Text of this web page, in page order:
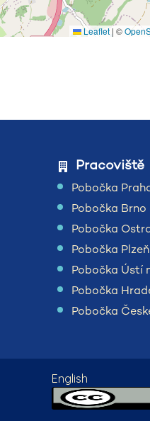
Leaflet | ©
Pracoviště
Pobočka
Pobočka Brno
Pobočka
Pobočka Plzeň
Pobočka Ústí
Pobočka
Pobočka
English